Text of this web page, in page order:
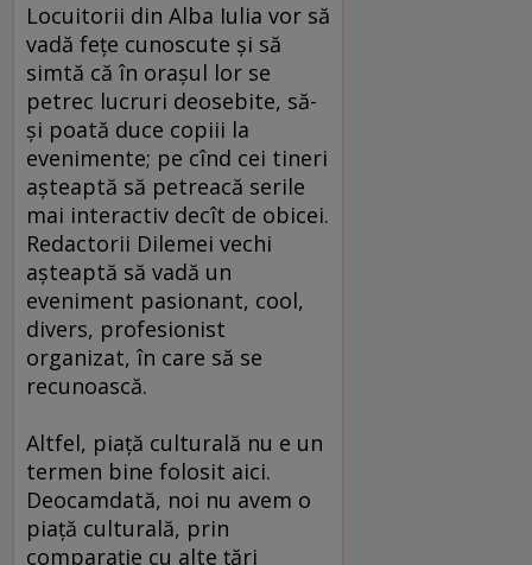
Locuitorii din Alba Iulia vor să
vadă feţe cunoscute şi să
simtă că în oraşul lor se
petrec lucruri deosebite, să-
şi poată duce copiii la
evenimente; pe cînd cei tineri
aşteaptă să petreacă serile
mai interactiv decît de obicei.
Redactorii Dilemei vechi
aşteaptă să vadă un
eveniment pasionant, cool,
divers, profesionist
organizat, în care să se
recunoască.
Altfel, piaţă culturală nu e un
termen bine folosit aici.
Deocamdată, noi nu avem o
piaţă culturală, prin
comparaţie cu alte ţări